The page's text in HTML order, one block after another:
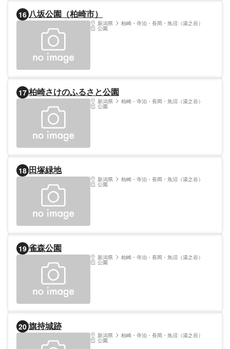
16 八坂公園（柏崎市）
新潟県 柏崎・寺泊・長岡・魚沼（湯之谷）
公園
17 柏崎さけのふるさと公園
新潟県 柏崎・寺泊・長岡・魚沼（湯之谷）
公園
18 田塚緑地
新潟県 柏崎・寺泊・長岡・魚沼（湯之谷）
公園
19 雀森公園
新潟県 柏崎・寺泊・長岡・魚沼（湯之谷）
公園
20 旗持城跡
新潟県 柏崎・寺泊・長岡・魚沼（湯之谷）
公園